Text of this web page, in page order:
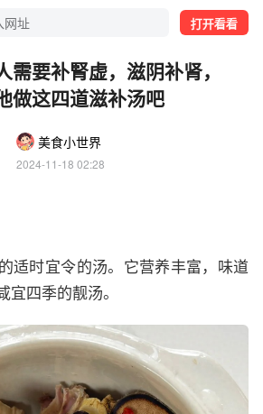
打开看看
需要补腎虚，滋阴补肾，
做这四道滋补汤吧
美食小世界
2024-11-18 02:28
适时宜令的汤。它营养丰富，味道
宜四季的靓汤。